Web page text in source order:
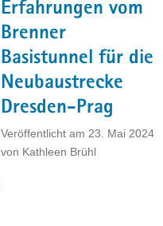
Erfahrungen vom
Brenner
Basistunnel für die
Neubaustrecke
Dresden-Prag
Veröffentlicht am 23. Mai 2024
von Kathleen Brühl